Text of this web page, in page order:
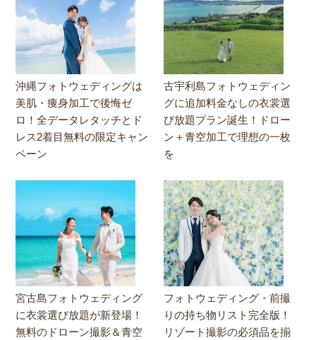
沖縄フォトウェディングは
美肌・痩身加工で後悔ゼ
ロ！全データレタッチとド
レス2着目無料の限定キャン
ペーン
古宇利島フォトウェディン
グに追加料金なしの衣裳選
び放題プラン誕生！ドロー
ン＋青空加工で理想の一枚
を
宮古島フォトウェディング
に衣裳選び放題が新登場！
無料のドローン撮影＆青空
フォトウェディング・前撮
りの持ち物リスト完全版！
リゾート撮影の必須品を揃